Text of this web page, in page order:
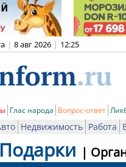
| 8 авг 2026 | 12:25
Глас народа Вопрос-ответ
Недвижимость Работа
|